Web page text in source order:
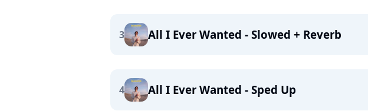
3 All I Ever Wanted - Slowed + Reverb
4 All I Ever Wanted - Sped Up